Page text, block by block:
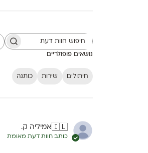
חיפוש חוות דעת
נושאים פופולריים
חיתולים שירות כותנה
🇮🇱אמיליה ק.
כותב חוות דעת מאומת